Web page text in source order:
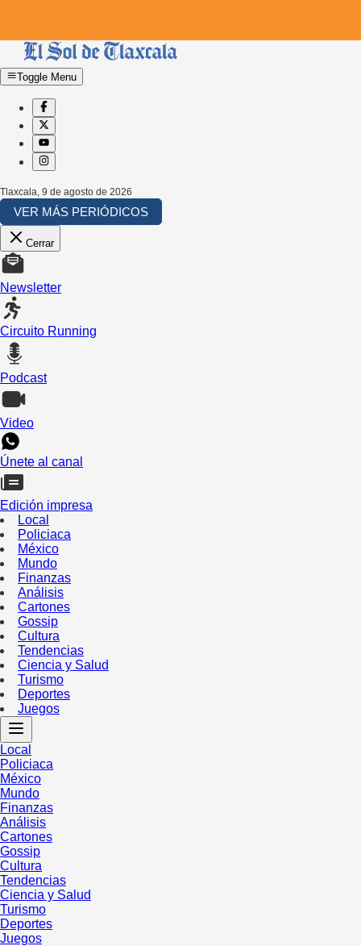
Toggle Menu
Tlaxcala 9 de agosto de 2026
VER MÁS PERIÓDICOS
Cerrar
Newsletter
Circuito Running
Podcast
Video
Únete al canal
Edición impresa
Local
Policiaca
México
Mundo
Finanzas
Análisis
Cartones
Gossip
Cultura
Tendencias
Ciencia y Salud
Turismo
Deportes
Juegos
Local
Policiaca
México
Mundo
Finanzas
Análisis
Cartones
Gossip
Cultura
Tendencias
Ciencia y Salud
Turismo
Deportes
Juegos